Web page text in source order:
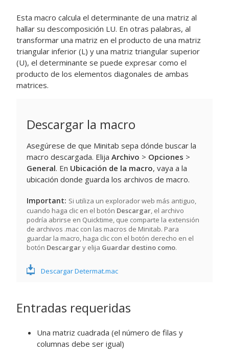
Esta macro calcula el determinante de una matriz al
hallar su descomposición LU. En otras palabras, al
transformar una matriz en el producto de una matriz
triangular inferior (L) y una matriz triangular superior
(U), el determinante se puede expresar como el
producto de los elementos diagonales de ambas
matrices.
Descargar la macro
Asegúrese de que Minitab sepa dónde buscar la
macro descargada. Elija Archivo > Opciones >
General. En Ubicación de la macro, vaya a la
ubicación donde guarda los archivos de macro.
Important Si utiliza un explorador web más antiguo,
cuando haga clic en el botón Descargar, el archivo
podría abrirse en Quicktime, que comparte la extensión
de archivos .mac con las macros de Minitab. Para
guardar la macro, haga clic con el botón derecho en el
botón Descargary elija Guardar destino como.
Descargar Determat.mac
Entradas requeridas
Una matriz cuadrada (el número de filas y
columnas debe ser igual)